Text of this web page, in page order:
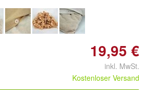
19,95 €
inkl. MwSt.
Kostenloser Versand